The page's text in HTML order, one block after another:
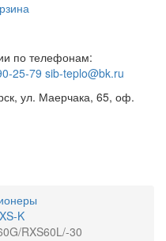
по телефонам:
25-79 sib-teplo@bk.ru
ул. Маерчака, 65, оф.
K
RXS60L/-30